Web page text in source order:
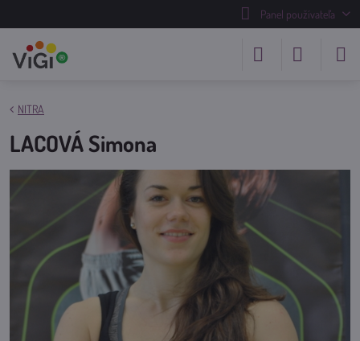
Panel používateľa
NITRA
LACOVÁ Simona